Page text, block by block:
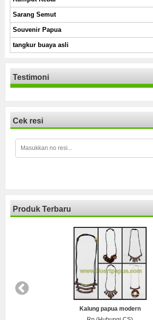
Sarang Semut
Souvenir Papua
tangkur buaya asli
Testimoni
Cek resi
Produk Terbaru
Kalung papua modern